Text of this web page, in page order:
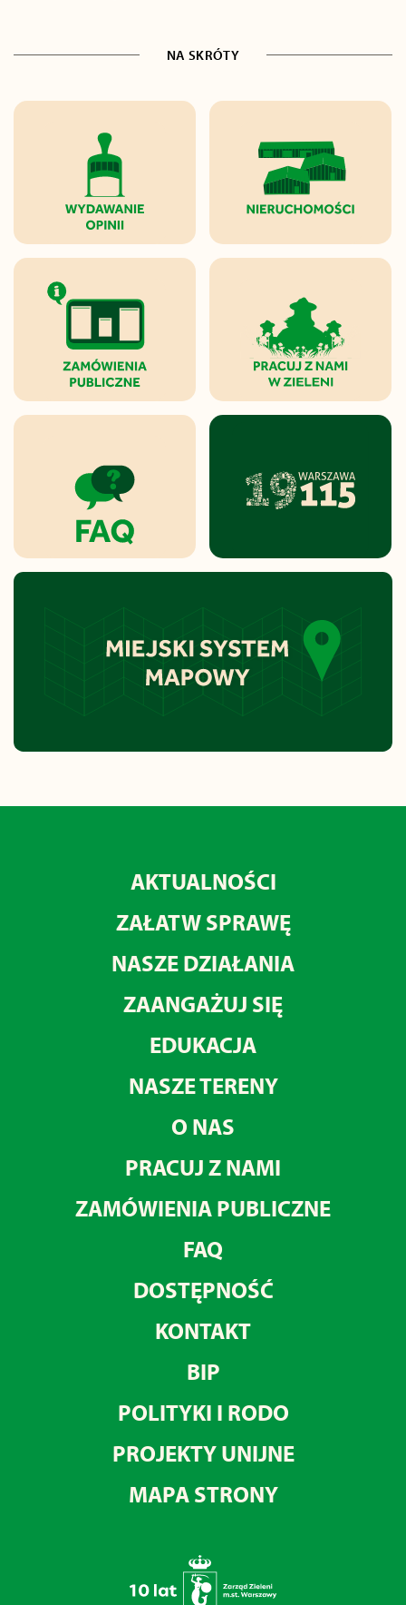
NA SKRÓTY
AKTUALNOŚCI
ZAŁATW SPRAWĘ
NASZE DZIAŁANIA
ZAANGAŻUJ SIĘ
EDUKACJA
NASZE TERENY
O NAS
PRACUJ Z NAMI
ZAMÓWIENIA PUBLICZNE
FAQ
DOSTĘPNOŚĆ
KONTAKT
BIP
POLITYKI I RODO
PROJEKTY UNIJNE
MAPA STRONY